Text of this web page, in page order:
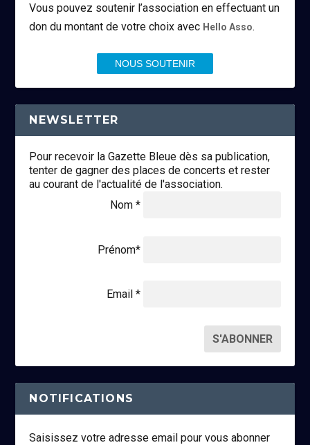
Vous pouvez soutenir l’association en effectuant un
don du montant de votre choix avec Hello Asso.
NOUS SOUTENIR
NEWSLETTER
Pour recevoir la Gazette Bleue dès sa publication,
tenter de gagner des places de concerts et rester
au courant de l'actualité de l'association.
Nom *
Prénom*
Email *
NOTIFICATIONS
Saisissez votre adresse email pour vous abonner